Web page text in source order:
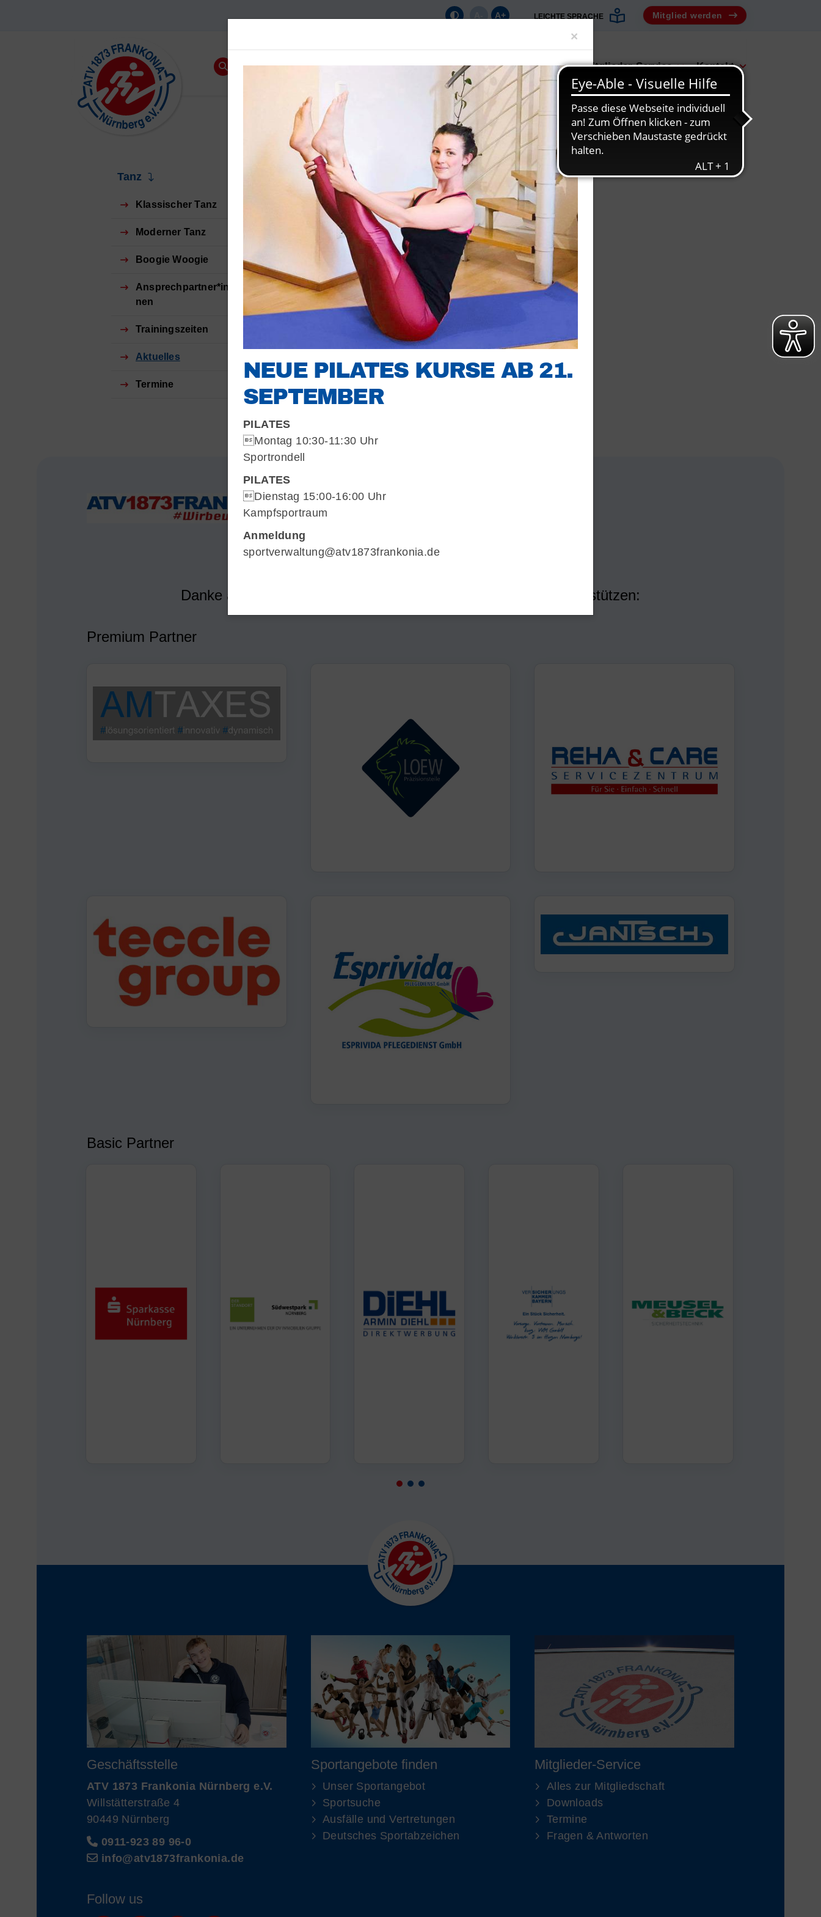
A+ LEICHTE SPRACHE Mitglied werden
Startseite Unser Verein News Sportangebot Mitglieder-Service Kontakt
NEUIGKEITEN & WICHTIGE
INFORMATIONEN
Tanz
Klassischer Tanz
Moderner Tanz
Boogie Woogie
Ansprechpartner*in
nen
Trainingszeiten
Aktuelles
Termine
Danke an alle Partner und Sponsoren, die unseren Verein unterstützen:
Premium Partner
Basic Partner
Geschäftsstelle
ATV 1873 Frankonia Nürnberg e.V.
Willstätterstraße 4
90449 Nürnberg
0911-923 89 96-0
info@atv1873frankonia.de
Sportangebote finden
Unser Sportangebot
Sportsuche
Ausfälle und Vertretungen
Deutsches Sportabzeichen
Mitglieder-Service
Alles zur Mitgliedschaft
Downloads
Termine
Fragen & Antworten
Follow us
QUICKLINKS
Unser Sportangebot
Sportsuche
Deutsches Sportabzeichen
Alles zur Mitgliedschaft
×
NEUE PILATES KURSE AB 21.
SEPTEMBER
PILATES
Montag 10:30-11:30 Uhr
Sportrondell
PILATES
Dienstag 15:00-16:00 Uhr
Kampfsportraum
Anmeldung
sportverwaltung@atv1873frankonia.de